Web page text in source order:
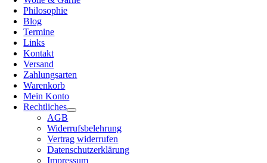
Philosophie
Blog
Termine
Links
Kontakt
Versand
Zahlungsarten
Warenkorb
Mein Konto
Rechtliches
AGB
Widerrufsbelehrung
Vertrag widerrufen
Datenschutzerklärung
Impressum